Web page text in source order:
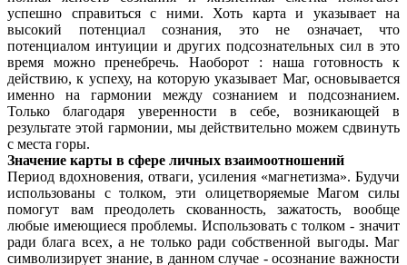
успешно справиться с ними. Хоть карта и указывает на
высокий потенциал сознания, это не означает, что
потенциалом интуиции и других подсознательных сил в это
время можно пренебречь. Наоборот : наша готовность к
действию, к успеху, на которую указывает Маг, основывается
именно на гармонии между сознанием и подсознанием.
Только благодаря уверенности в себе, возникающей в
результате этой гармонии, мы действительно можем сдвинуть
с места горы.
Значение карты в сфере личных взаимоотношений
Период вдохновения, отваги, усиления «магнетизма». Будучи
использованы с толком, эти олицетворяемые Магом силы
помогут вам преодолеть скованность, зажатость, вообще
любые имеющиеся проблемы. Использовать с толком - значит
ради блага всех, а не только ради собственной выгоды. Маг
символизирует знание, в данном случае - осознание важности